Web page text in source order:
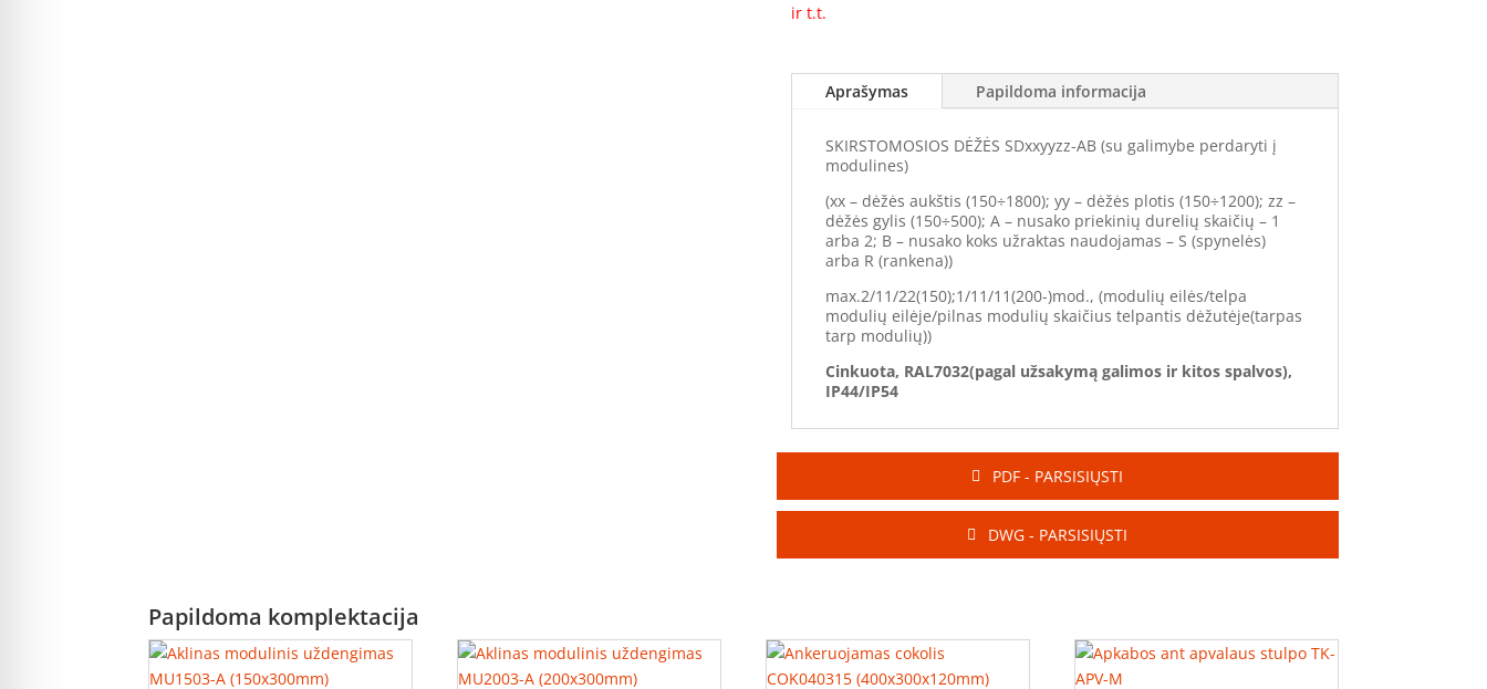
ir t.t.
Aprašymas Papildoma informacija
SKIRSTOMOSIOS DĖŽĖS SDxxyyzz-AB (su galimybe perdaryti į
modulines)
(xx – dėžės aukštis (150÷1800); yy – dėžės plotis (150÷1200); zz –
dėžės gylis (150÷500); A – nusako priekinių durelių skaičių – 1
arba 2; B – nusako koks užraktas naudojamas – S (spynelės)
arba R (rankena))
max.2/11/22(150);1/11/11(200-)mod., (modulių eilės/telpa
modulių eilėje/pilnas modulių skaičius telpantis dėžutėje(tarpas
tarp modulių))
Cinkuota, RAL7032(pagal užsakymą galimos ir kitos spalvos),
IP44/IP54
PDF - PARSISIŲSTI
DWG - PARSISIŲSTI
Papildoma komplektacija